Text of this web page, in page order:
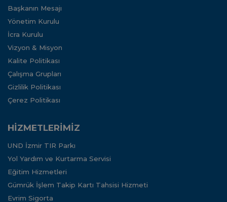
Başkanın Mesajı
Yönetim Kurulu
İcra Kurulu
Vizyon & Misyon
Kalite Politikası
Çalışma Grupları
Gizlilik Politikası
Çerez Politikası
HİZMETLERİMİZ
UND İzmir TIR Parkı
Yol Yardım ve Kurtarma Servisi
Eğitim Hizmetleri
Gümrük İşlem Takip Kartı Tahsisi Hizmeti
Evrim Sigorta